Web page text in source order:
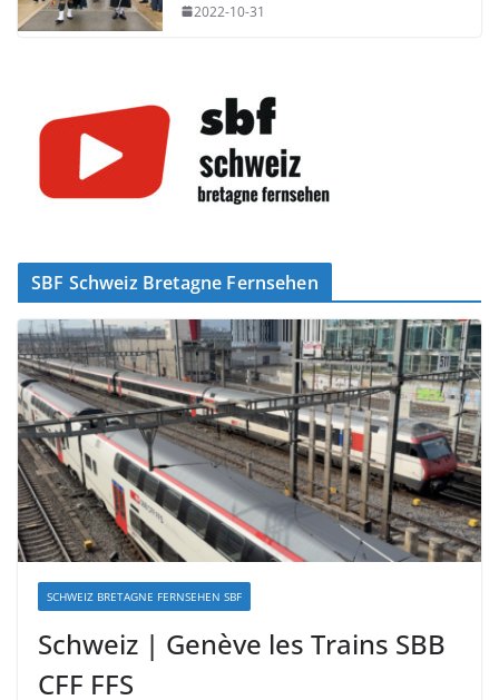
2022-10-31
SBF Schweiz Bretagne Fernsehen
SCHWEIZ BRETAGNE FERNSEHEN SBF
Schweiz | Genève les Trains SBB
CFF FFS